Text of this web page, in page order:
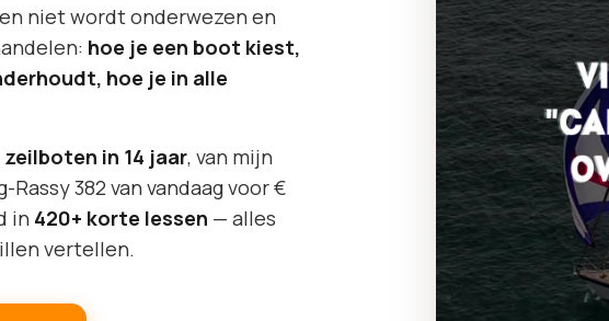
niet wordt onderwezen en
hoe je een boot kiest,
hoe je in alle
in 14 jaar, van mijn
382 van vandaag voor €
in 420+ korte lessen — alles
vertellen.